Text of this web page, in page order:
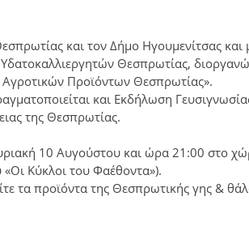
και τον Δήμο Ηγουμενίτσας και
Θεσπρωτίας,
Προϊόντων Θεσπρωτίας».
και Εκδήλωση
της Θεσπρωτίας.
10 Αυγούστου και ώρα 21:00 στο
Κύκλοι του Φαέθοντα»).
τα προϊόντα της Θεσπρωτικής γης &